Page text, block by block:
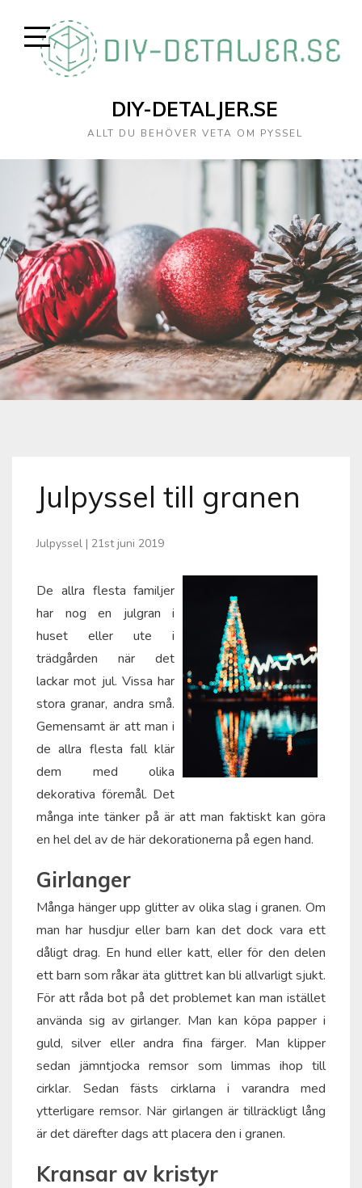
DIY-DETALJER.SE
ALLT DU BEHÖVER VETA OM PYSSEL
Julpyssel till granen
Julpyssel | 21st juni 2019
De allra flesta familjer
har nog en julgran i
huset eller ute i
trädgården när det
lackar mot jul. Vissa har
stora granar, andra små.
Gemensamt är att man i
de allra flesta fall klär
dem med olika
dekorativa föremål. Det
många inte tänker på är att man faktiskt kan göra
en hel del av de här dekorationerna på egen hand.
Girlanger
Många hänger upp glitter av olika slag i granen. Om
man har husdjur eller barn kan det dock vara ett
dåligt drag. En hund eller katt, eller för den delen
ett barn som råkar äta glittret kan bli allvarligt sjukt.
För att råda bot på det problemet kan man istället
använda sig av girlanger. Man kan köpa papper i
guld, silver eller andra fina färger. Man klipper
sedan jämntjocka remsor som limmas ihop till
cirklar. Sedan fästs cirklarna i varandra med
ytterligare remsor. När girlangen är tillräckligt lång
är det därefter dags att placera den i granen.
Kransar av kristyr